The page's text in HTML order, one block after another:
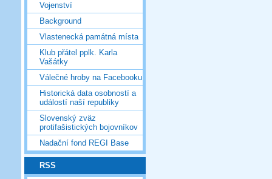
Vojenství
Background
Vlastenecká památná místa
Klub přátel pplk. Karla
Vašátky
Válečné hroby na Facebooku
Historická data osobností a
událostí naší republiky
Slovenský zväz
protifašistických bojovníkov
Nadační fond REGI Base
RSS